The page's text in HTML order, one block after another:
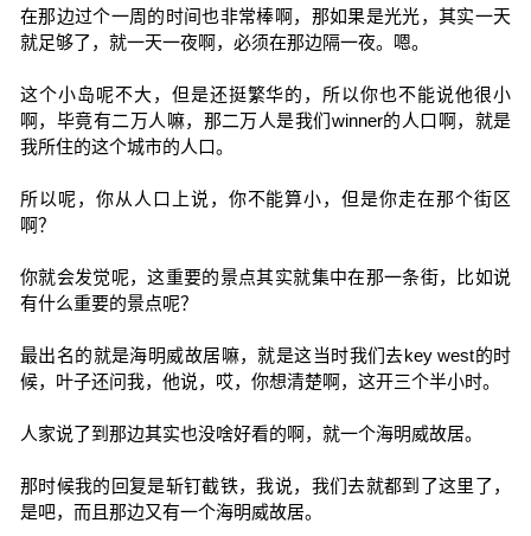
在那边过个一周的时间也非常棒啊，那如果是光光，其实一天
就足够了，就一天一夜啊，必须在那边隔一夜。嗯。
这个小岛呢不大，但是还挺繁华的，所以你也不能说他很小
啊，毕竟有二万人嘛，那二万人是我们winner的人口啊，就是
我所住的这个城市的人口。
所以呢，你从人口上说，你不能算小，但是你走在那个街区
啊？
你就会发觉呢，这重要的景点其实就集中在那一条街，比如说
有什么重要的景点呢？
最出名的就是海明威故居嘛，就是这当时我们去key west的时
候，叶子还问我，他说，哎，你想清楚啊，这开三个半小时。
人家说了到那边其实也没啥好看的啊，就一个海明威故居。
那时候我的回复是斩钉截铁，我说，我们去就都到了这里了，
是吧，而且那边又有一个海明威故居。